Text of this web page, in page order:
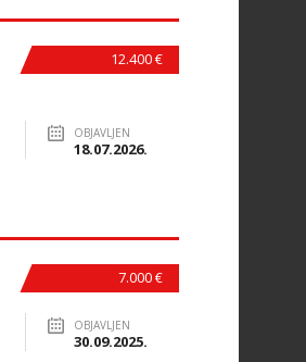
12.400 €
OBJAVLJEN
18.07.2026.
7.000 €
OBJAVLJEN
30.09.2025.